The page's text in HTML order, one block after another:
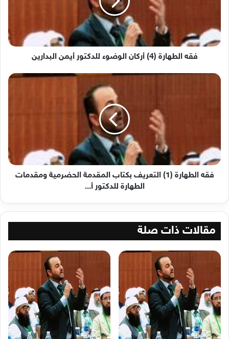
البدارين
فقه الطهارة (4) أركان الوضوء للدكتور أيمن البدارين
فقه
ومقدمات
الطهارة
للدكتور
فقه الطهارة (1) التعريف بكتاب المقدمة الحضرمية ومقدمات
الطهارة للدكتور أ...
مقالات ذات صلة